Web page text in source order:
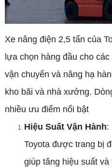
Xe nâng điện 2,5 tấn của
lựa chọn hàng đầu cho
vận chuyển và nâng hạ
kho bãi và nhà xưởng.
nhiều ưu điểm nổi bật
Hiệu Suất Vận Hành:
Toyota được trang bị
giúp tăng hiệu suất